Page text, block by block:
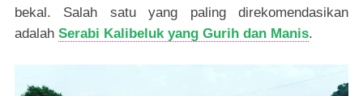
bekal. Salah satu yang paling direkomendasikan
adalah Serabi Kalibeluk yang Gurih dan Manis.